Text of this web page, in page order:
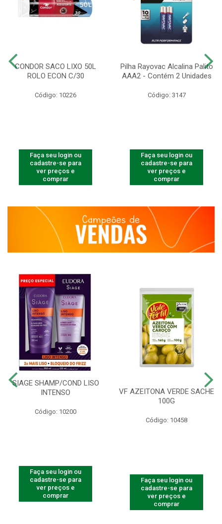
CONDOR SACO LIXO 50L
ROLO ECON C/30
Código: 10226
Faça seu login ou
cadastre-se para
ver preços e
comprar
Pilha Rayovac Alcalina Palito
AAA2 - Contém 2 Unidades
Código: 3147
Faça seu login ou
cadastre-se para
ver preços e
comprar
SIAGE SHAMP/COND LISO
INTENSO
Código: 10200
Faça seu login ou
cadastre-se para
ver preços e
comprar
VF AZEITONA VERDE SACHE
100G
Código: 10458
Faça seu login ou
cadastre-se para
ver preços e
comprar